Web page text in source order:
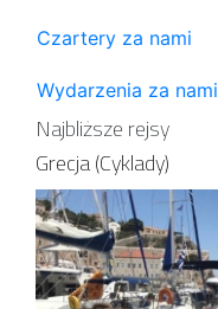
Czartery za nami
Wydarzenia za nami
Najbliższe rejsy
Grecja (Cyklady)